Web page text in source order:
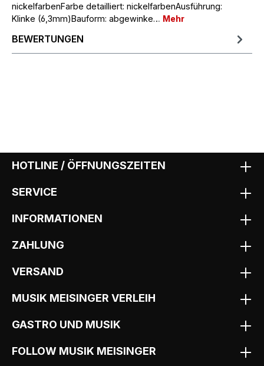
nickelfarbenFarbe detailliert: nickelfarbenAusführung:
Klinke (6,3mm)Bauform: abgewinke… Mehr
BEWERTUNGEN
HOTLINE / ÖFFNUNGSZEITEN
SERVICE
INFORMATIONEN
ZAHLUNG
VERSAND
MUSIK MEISINGER VERLEIH
GASTRO UND MUSIK
FOLLOW MUSIK MEISINGER